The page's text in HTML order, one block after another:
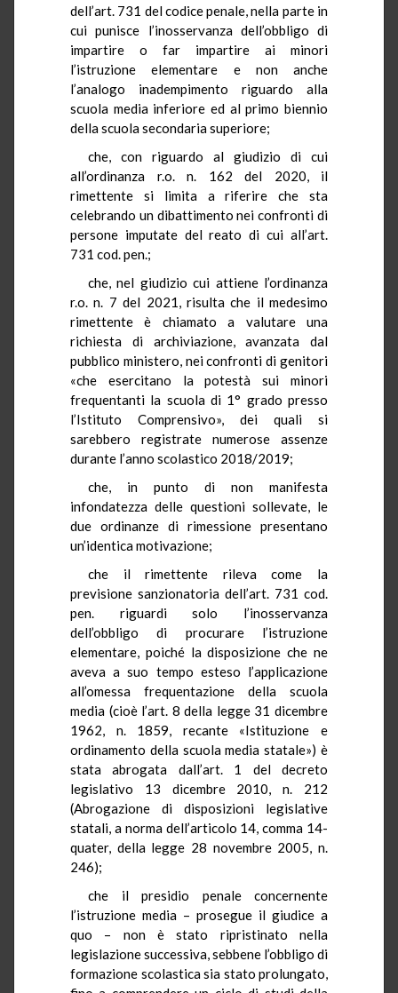
dell’art. 731 del codice penale, nella parte in
cui punisce l’inosservanza dell’obbligo di
impartire o far impartire ai minori
l’istruzione elementare e non anche
l’analogo inadempimento riguardo alla
scuola media inferiore ed al primo biennio
della scuola secondaria superiore;
che, con riguardo al giudizio di cui
all’ordinanza r.o. n. 162 del 2020, il
rimettente si limita a riferire che sta
celebrando un dibattimento nei confronti di
persone imputate del reato di cui all’art.
731 cod. pen.;
che, nel giudizio cui attiene l’ordinanza
r.o. n. 7 del 2021, risulta che il medesimo
rimettente è chiamato a valutare una
richiesta di archiviazione, avanzata dal
pubblico ministero, nei confronti di genitori
«che esercitano la potestà sui minori
frequentanti la scuola di 1° grado presso
l’Istituto Comprensivo», dei quali si
sarebbero registrate numerose assenze
durante l’anno scolastico 2018/2019;
che, in punto di non manifesta
infondatezza delle questioni sollevate, le
due ordinanze di rimessione presentano
un’identica motivazione;
che il rimettente rileva come la
previsione sanzionatoria dell’art. 731 cod.
pen. riguardi solo l’inosservanza
dell’obbligo di procurare l’istruzione
elementare, poiché la disposizione che ne
aveva a suo tempo esteso l’applicazione
all’omessa frequentazione della scuola
media (cioè l’art. 8 della legge 31 dicembre
1962, n. 1859, recante «Istituzione e
ordinamento della scuola media statale») è
stata abrogata dall’art. 1 del decreto
legislativo 13 dicembre 2010, n. 212
(Abrogazione di disposizioni legislative
statali, a norma dell’articolo 14, comma 14-
quater, della legge 28 novembre 2005, n.
246);
che il presidio penale concernente
l’istruzione media – prosegue il giudice a
quo – non è stato ripristinato nella
legislazione successiva, sebbene l’obbligo di
formazione scolastica sia stato prolungato,